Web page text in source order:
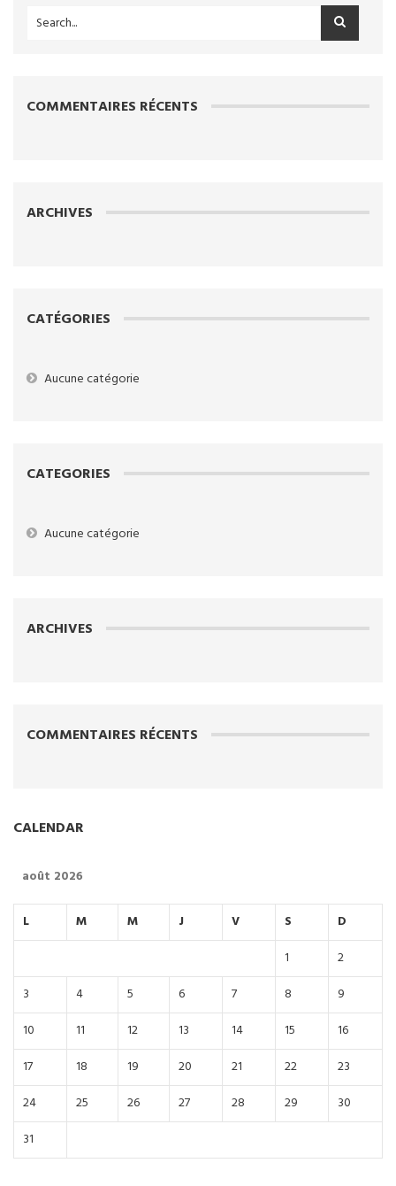
COMMENTAIRES RÉCENTS
ARCHIVES
CATÉGORIES
Aucune catégorie
CATEGORIES
Aucune catégorie
ARCHIVES
COMMENTAIRES RÉCENTS
CALENDAR
août 2026
L M M J V S
D
1
2
3
4 5 6 7 8
9
10
11 12 13 14 15
16
17
18 19 20 21 22
23
24
25 26 27 28 29
30
31